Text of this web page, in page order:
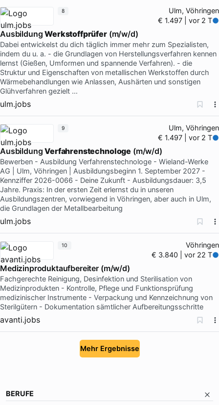
Ulm, Vöhringen
€ 1.497 | vor 2 T
AusbildungWerkstoffprüfer(m/w/d)
Dabei entwickelst du dich täglich immer mehr zum Spezialisten,
indem du u. a. - die Grundlagen von Herstellungsverfahren kennen
lernst (Gießen, Umformen und spannende Verfahren). - die
Struktur und Eigenschaften von metallischen Werkstoffen durch
Wärmebehandlungen wie Anlassen, Aushärten und sonstigen
Glühverfahren gezielt …
ulm.jobs
8
Ulm, Vöhringen
€ 1.497 | vor 2 T
AusbildungVerfahrenstechnologe (m/w/d)
Bewerben - Ausbildung Verfahrenstechnologe - Wieland-Werke
AG | Ulm, Vöhringen | Ausbildungsbeginn 1. September 2027 -
Kennziffer 2026-0066 - Deine Zukunft - Ausbildungsdauer: 3,5
Jahre. Praxis: In der ersten Zeit erlernst du in unseren
Ausbildungszentren, vorwiegend in Vöhringen, aber auch in Ulm,
die Grundlagen der Metallbearbeitung
ulm.jobs
9
Vöhringen
€ 3.840 | vor 22 T
Medizinproduktaufbereiter (m/w/d)
Fachgerechte Reinigung, Desinfektion und Sterilisation von
Medizinprodukten - Kontrolle, Pflege und Funktionsprüfung
medizinischer Instrumente - Verpackung und Kennzeichnung von
Sterilgütern - Dokumentation sämtlicher Aufbereitungsschritte
avanti.jobs
10
Mehr Ergebnisse
BERUFE